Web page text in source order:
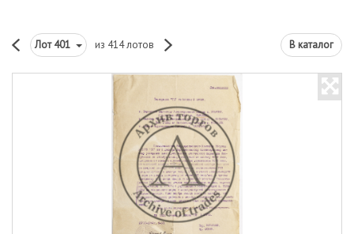
Лот401 из 414 лотов В каталог